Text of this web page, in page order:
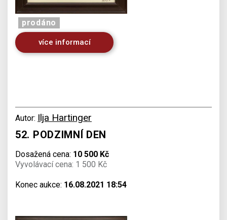
prodáno
více informací
Autor: Ilja Hartinger
52. PODZIMNÍ DEN
Dosažená cena: 10 500 Kč
Vyvolávací cena: 1 500 Kč
Konec aukce: 16.08.2021 18:54